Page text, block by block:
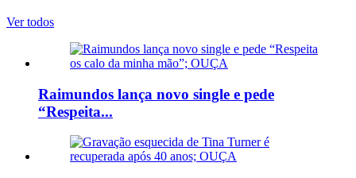
Ver todos
Raimundos lança novo single e pede
“Respeita...